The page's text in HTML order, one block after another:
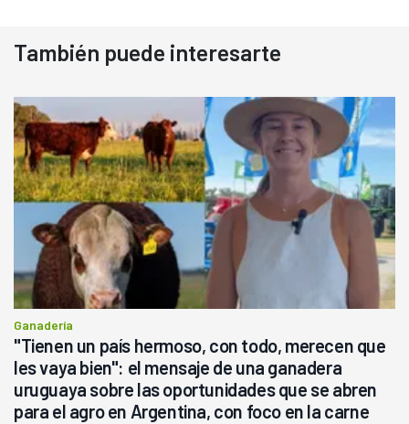
También puede interesarte
Ganadería
"Tienen un país hermoso, con todo, merecen que
les vaya bien": el mensaje de una ganadera
uruguaya sobre las oportunidades que se abren
para el agro en Argentina, con foco en la carne